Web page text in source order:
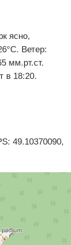
ясно,
Ветер:
мм.рт.ст.
в 18:20.
49.10370090,